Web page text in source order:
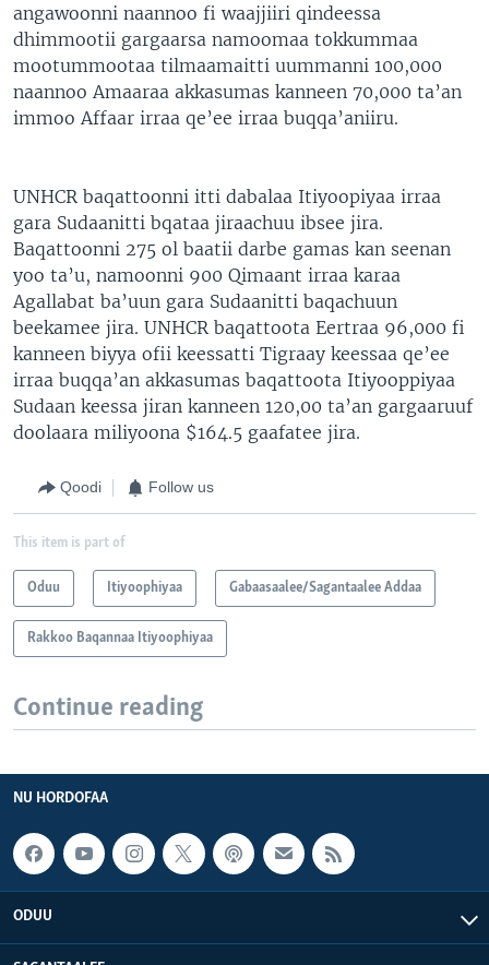
angawoonni naannoo fi waajjiiri qindeessa
dhimmootii gargaarsa namoomaa tokkummaa
mootummootaa tilmaamaitti uummanni 100,000
naannoo Amaaraa akkasumas kanneen 70,000 ta’an
immoo Affaar irraa qe’ee irraa buqqa’aniiru.
UNHCR baqattoonni itti dabalaa Itiyoopiyaa irraa
gara Sudaanitti bqataa jiraachuu ibsee jira.
Baqattoonni 275 ol baatii darbe gamas kan seenan
yoo ta’u, namoonni 900 Qimaant irraa karaa
Agallabat ba’uun gara Sudaanitti baqachuun
beekamee jira. UNHCR baqattoota Eertraa 96,000 fi
kanneen biyya ofii keessatti Tigraay keessaa qe’ee
irraa buqqa’an akkasumas baqattoota Itiyooppiyaa
Sudaan keessa jiran kanneen 120,00 ta’an gargaaruuf
doolaara miliyoona $164.5 gaafatee jira.
Qoodi Follow us
This item is part of
Oduu Itiyoophiyaa Gabaasaalee/Sagantaalee Addaa
Rakkoo Baqannaa Itiyoophiyaa
Continue reading
NU HORDOFAA
ODUU